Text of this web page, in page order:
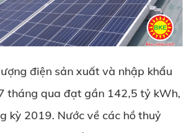
điện sản xuất và nhập khẩu
tháng qua đạt gần 142,5 tỷ kWh,
kỳ 2019. Nước về các hồ thuỷ